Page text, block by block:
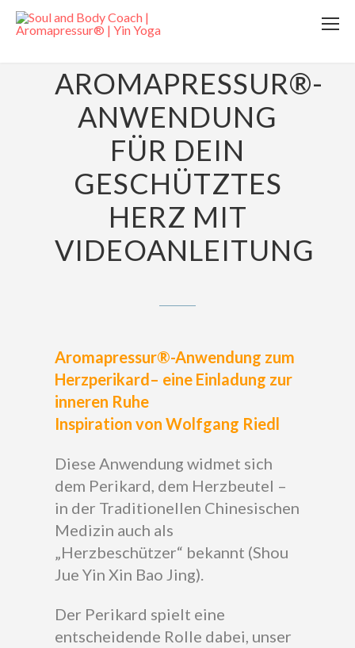
AROMAPRESSUR®-
ANWENDUNG
FÜR DEIN
GESCHÜTZTES
HERZ MIT
VIDEOANLEITUNG
Aromapressur®-Anwendung zum
Herzperikard– eine Einladung zur
inneren Ruhe
Inspiration von Wolfgang Riedl
Diese Anwendung widmet sich
dem Perikard, dem Herzbeutel –
in der Traditionellen Chinesischen
Medizin auch als
„Herzbeschützer“ bekannt (Shou
Jue Yin Xin Bao Jing).
Der Perikard spielt eine
entscheidende Rolle dabei, unser